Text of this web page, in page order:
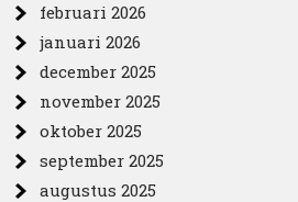
februari 2026
januari 2026
december 2025
november 2025
oktober 2025
september 2025
augustus 2025